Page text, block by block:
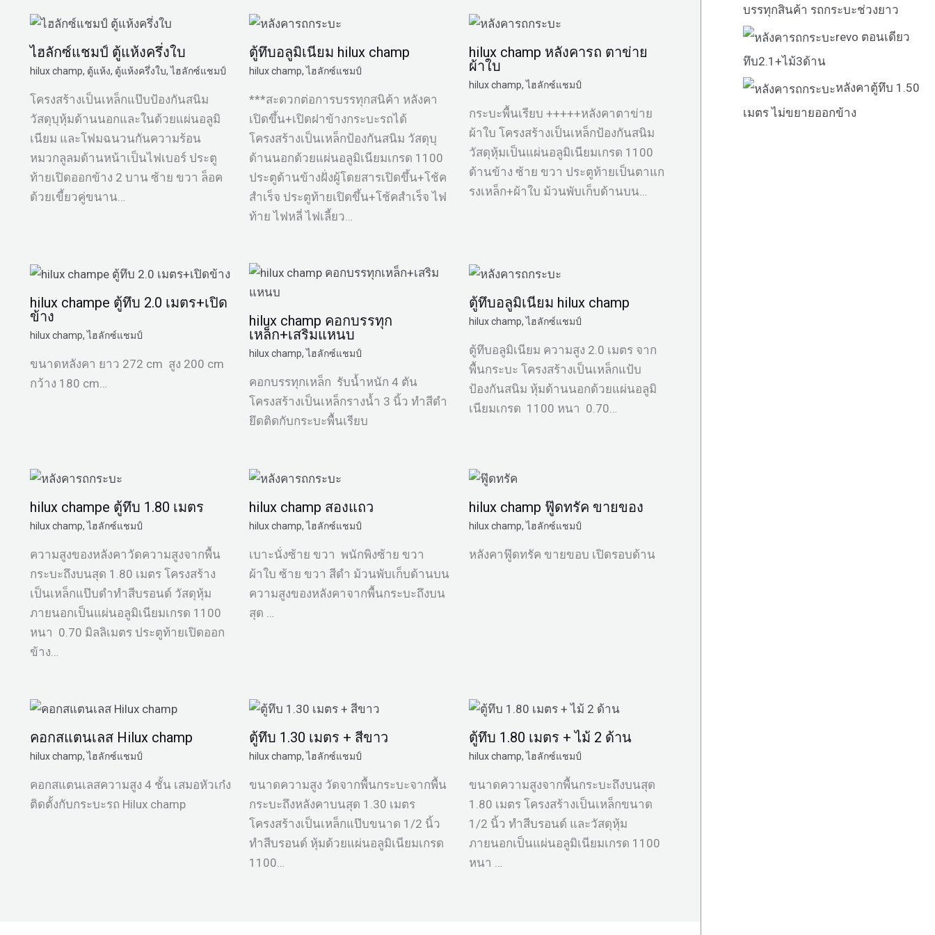
ไฮลักซ์แชมป์ ตู้แห้งครึ่งใบ
hilux champ, ตู้แห้ง, ตู้แห้งครึ่งใบ,ไฮลักซ์แชมป์
โครงสร้างเป็นเหล็กแป๊บป้องกันสนิม
วัสดุบุหุ้มด้านนอกและในด้วยแผ่นอลูมิ
เนียม และโฟมฉนวนกันความร้อน
หมวกลูลมด้านหน้าเป็นไฟเบอร์ ประตู
ท้ายเปิดออกข้าง 2 บาน ซ้าย ขวา ล็อค
ด้วยเขี้ยวคู่ขนาน…
ตู้ทึบอลูมิเนียม hilux champ
hilux champ,ไฮลักซ์แชมป์
***สะดวกต่อการบรรทุกสนิค้า หลังคา
เปิดขึ้น+เปิดฝาข้างกระบะรถได้
โครงสร้างเป็นเหล็กป้องกันสนิม วัสดุบุ
ด้านนอกด้วยแผ่นอลูมิเนียมเกรด 1100
ประตูด้านข้างฝั่งผู้โดยสารเปิดขึ้น+โช้ค
สำเร็จ ประตูท้ายเปิดขึ้น+โช้คสำเร็จ ไฟ
ท้าย ไฟหลี่ ไฟเลี้ยว…
hilux champ หลังคารถ ตาข่าย
ผ้าใบ
hilux champ,ไฮลักซ์แชมป์
กระบะพื้นเรียบ +++++หลังคาตาข่าย
ผ้าใบ โครงสร้างเป็นเหล็กป้องกันสนิม
วัสดุหุ้มเป็นแผ่นอลูมิเนียมเกรด 1100
ด้านข้าง ซ้าย ขวา ประตูท้ายเป็นตาแก
รงเหล็ก+ผ้าใบ ม้วนพับเก็บด้านบน…
hilux champe ตู้ทึบ 2.0 เมตร+เปิด
ข้าง
hilux champ,ไฮลักซ์แชมป์
ขนาดหลังคา ยาว 272 cm สูง 200 cm
กว้าง 180 cm…
hilux champ คอกบรรทุก
เหล็ก+เสริมแหนบ
hilux champ,ไฮลักซ์แชมป์
คอกบรรทุกเหล็ก รับน้ำหนัก 4 ตัน
โครงสร้างเป็นเหล็กรางน้ำ 3 นิ้ว ทำสีดำ
ยึดติดกับกระบะพื้นเรียบ
ตู้ทึบอลูมิเนียม hilux champ
hilux champ,ไฮลักซ์แชมป์
ตู้ทึบอลูมิเนียม ความสูง 2.0 เมตร จาก
พื้นกระบะ โครงสร้างเป็นเหล็กแป้บ
ป้องกันสนิม หุ้มด้านนอกด้วยแผ่นอลูมิ
เนียมเกรด 1100 หนา 0.70…
hilux champe ตู้ทึบ 1.80 เมตร
hilux champ,ไฮลักซ์แชมป์
ความสูงของหลังคาวัดความสูงจากพื้น
กระบะถึงบนสุด 1.80 เมตร โครงสร้าง
เป็นเหล็กแป๊บดำทำสีบรอนด์ วัสดุหุ้ม
ภายนอกเป็นแผ่นอลูมิเนียมเกรด 1100
หนา 0.70 มิลลิเมตร ประตูท้ายเปิดออก
ข้าง…
hilux champ สองแถว
hilux champ,ไฮลักซ์แชมป์
เบาะนั่งซ้าย ขวา พนักพิงซ้าย ขวา
ผ้าใบ ซ้าย ขวา สีดำ ม้วนพับเก็บด้านบน
ความสูงของหลังคาจากพื้นกระบะถึงบน
สุด …
hilux champ ฟู๊ดทรัค ขายของ
hilux champ,ไฮลักซ์แชมป์
หลังคาฟู๊ดทรัค ขายขอบ เปิดรอบด้าน
คอกสแตนเลส Hilux champ
hilux champ,ไฮลักซ์แชมป์
คอกสแตนเลสความสูง 4 ชั้น เสมอหัวเก๋ง
ติดตั้งกับกระบะรถ Hilux champ
ตู้ทึบ 1.30 เมตร + สีขาว
hilux champ,ไฮลักซ์แชมป์
ขนาดความสูง วัดจากพื้นกระบะจากพื้น
กระบะถึงหลังคาบนสุด 1.30 เมตร
โครงสร้างเป็นเหล็กแป๊บขนาด 1/2 นิ้ว
ทำสีบรอนด์ หุ้มด้วยแผ่นอลูมิเนียมเกรด
1100…
ตู้ทึบ 1.80 เมตร + ไม้ 2 ด้าน
hilux champ,ไฮลักซ์แชมป์
ขนาดความสูงจากพื้นกระบะถึงบนสุด
1.80 เมตร โครงสร้างเป็นเหล็กขนาด
1/2 นิ้ว ทำสีบรอนด์ และวัสดุหุ้ม
ภายนอกเป็นแผ่นอลูมิเนียมเกรด 1100
หนา …
บรรทุกสินค้า รถกระบะช่วงยาว
revo ตอนเดียว
ทึบ2.1+ไม้3ด้าน
หลังคาตู้ทึบ 1.50
เมตร ไม่ขยายออกข้าง